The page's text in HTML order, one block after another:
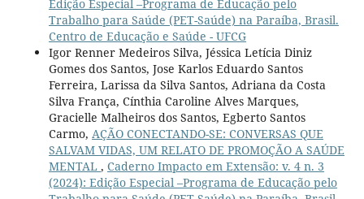
Edição Especial –Programa de Educação pelo
Trabalho para Saúde (PET-Saúde) na Paraíba, Brasil.
Centro de Educação e Saúde - UFCG
Igor Renner Medeiros Silva, Jéssica Letícia Diniz
Gomes dos Santos, Jose Karlos Eduardo Santos
Ferreira, Larissa da Silva Santos, Adriana da Costa
Silva França, Cínthia Caroline Alves Marques,
Gracielle Malheiros dos Santos, Egberto Santos
Carmo, AÇÃO CONECTANDO-SE: CONVERSAS QUE
SALVAM VIDAS, UM RELATO DE PROMOÇÃO A SAÚDE
MENTAL , Caderno Impacto em Extensão: v. 4 n. 3
(2024): Edição Especial –Programa de Educação pelo